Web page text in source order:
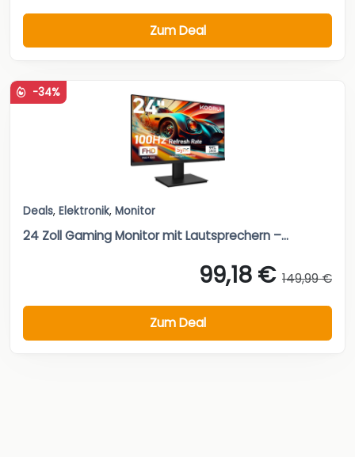
Zum Deal
-34%
Deals, Elektronik, Monitor
24 Zoll Gaming Monitor mit Lautsprechern –...
99,18 € 149,99 €
Zum Deal